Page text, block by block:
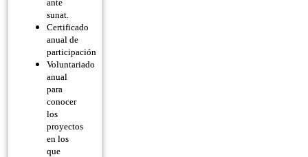
ante
sunat.
Certificado
anual de
participación
Voluntariado
anual
para
conocer
los
proyectos
en los
que